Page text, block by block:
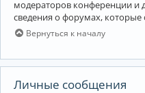
модераторов конференции
сведения о форумах,
Вернуться к началу
Личные сообщения